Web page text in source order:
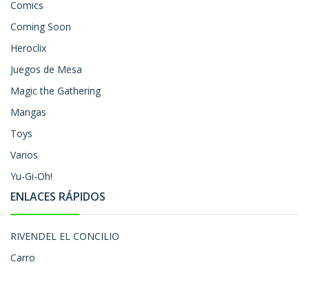
Comics
Coming Soon
Heroclix
Juegos de Mesa
Magic the Gathering
Mangas
Toys
Varios
Yu-Gi-Oh!
ENLACES RÁPIDOS
RIVENDEL EL CONCILIO
Carro